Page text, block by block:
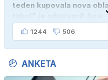
teden kupovala nova
tako!" je odgovoril Jure.
kupiti novega sina, tako
1244 506
ANKETA